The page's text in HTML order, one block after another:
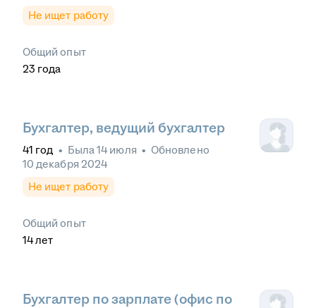
Не ищет работу
Общий опыт
23 года
Бухгалтер, ведущий бухгалтер
41 год • Была14 июля • Обновлено
10 декабря 2024
Не ищет работу
Общий опыт
14лет
Бухгалтер по зарплате (офис по